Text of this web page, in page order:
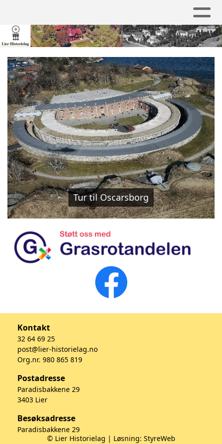
Tur til Oscarsborg
Kontakt
32 64 69 25
post@lier-historielag.no
Org.nr. 980 865 819
Postadresse
Paradisbakkene 29
3403 Lier
Besøksadresse
Paradisbakkene 29
3403 Lier© Lier Historielag | Løsning: StyreWeb